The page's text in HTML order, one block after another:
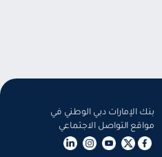
بنك الإمارات دبي الوطني في
مواقع التواصل الاجتماعي